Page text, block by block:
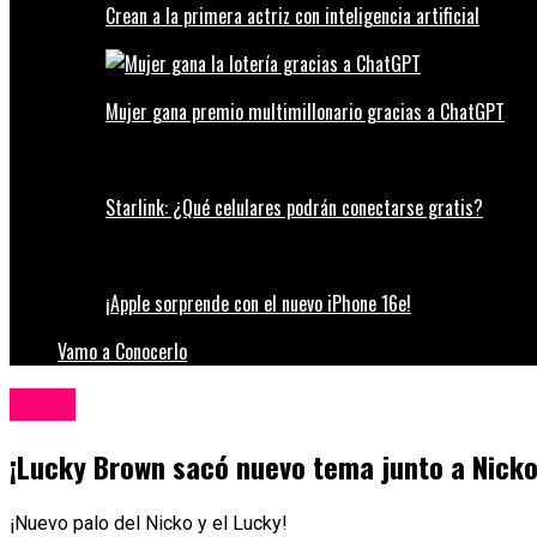
Crean a la primera actriz con inteligencia artificial
Mujer gana premio multimillonario gracias a ChatGPT
Starlink: ¿Qué celulares podrán conectarse gratis?
¡Apple sorprende con el nuevo iPhone 16e!
Vamo a Conocerlo
¡Lucky Brown sacó nuevo tema junto a
¡Nuevo palo del Nicko y el Lucky!